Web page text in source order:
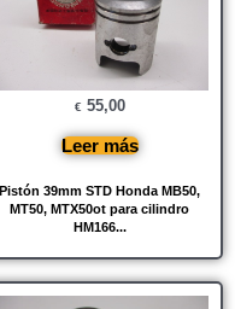
Pistón 39mm STD Honda MB50,
MT50, MTX50ot para cilindro
HM166...
€ 55,00
Leer más